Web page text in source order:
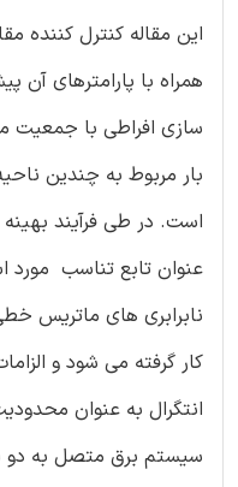
همراه با پارامترهای
سازی افراطی با جمعیت
بار مربوط به چندین
است. در طی فرآیند
عنوان تابع تناسب مورد
کار گرفته می شود و
انتگرال به عنوان
سیستم برق متصل به دو